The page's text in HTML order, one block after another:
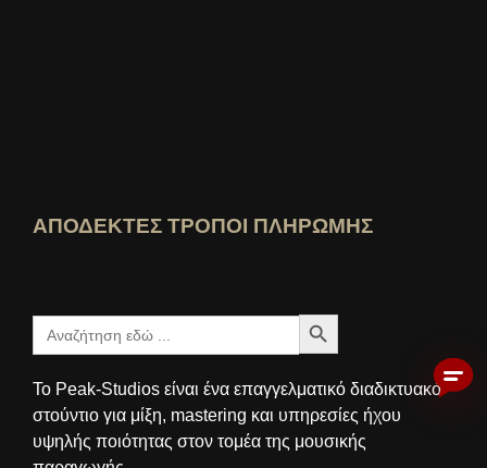
ΑΠΟΔΕΚΤΕΣ ΤΡΟΠΟΙ ΠΛΗΡΩΜΗΣ
Ψάχνω
για:
Πλήκτρο αναζήτησης
Το Peak-Studios είναι ένα επαγγελματικό διαδικτυακό
στούντιο για μίξη, mastering και υπηρεσίες ήχου
υψηλής ποιότητας στον τομέα της μουσικής